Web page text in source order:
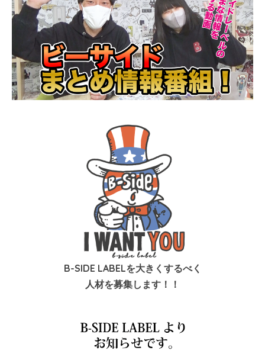
B-SIDE LABELを大きくするべく
人材を募集します！！